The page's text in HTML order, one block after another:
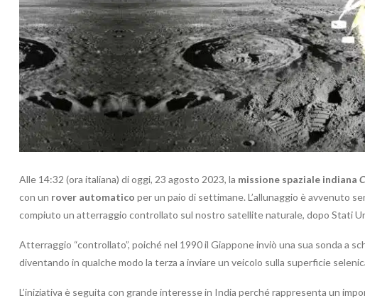
Alle 14:32 (ora italiana) di oggi, 23 agosto 2023, la missione spaziale indiana
con un rover automatico per un paio di settimane. L’allunaggio è avvenuto
compiuto un atterraggio controllato sul nostro satellite naturale, dopo Stati
Atterraggio “controllato”, poiché nel 1990 il Giappone inviò una sua sonda a
diventando in qualche modo la terza a inviare un veicolo sulla superficie
L’iniziativa è seguita con grande interesse in India perché rappresenta un